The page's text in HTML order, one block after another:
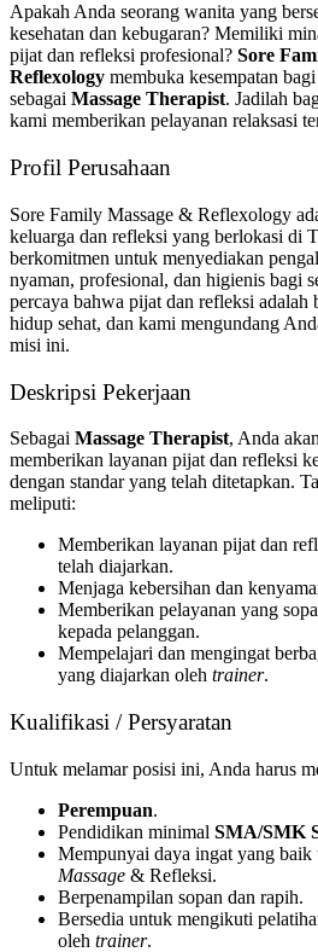
Apakah Anda seorang wanita yang
kesehatan dan kebugaran? Memiliki
pijat dan refleksi profesional? Sore
Reflexology membuka kesempatan
sebagai Massage Therapist. Jadilah
kami memberikan pelayanan relaksasi
Profil Perusahaan
Sore Family Massage & Reflexology
keluarga dan refleksi yang berlokasi di
berkomitmen untuk menyediakan
nyaman, profesional, dan higienis bagi
percaya bahwa pijat dan refleksi adalah
hidup sehat, dan kami mengundang
misi ini.
Deskripsi Pekerjaan
Sebagai Massage Therapist, Anda
memberikan layanan pijat dan refleksi
dengan standar yang telah ditetapkan.
meliputi:
Memberikan layanan pijat dan
telah diajarkan.
Menjaga kebersihan dan
Memberikan pelayanan yang
kepada pelanggan.
Mempelajari dan mengingat
yang diajarkan oleh trainer.
Kualifikasi / Persyaratan
Untuk melamar posisi ini, Anda harus
Perempuan.
Pendidikan minimal SMA/SMK
Mempunyai daya ingat yang
Massage & Refleksi.
Berpenampilan sopan dan rapih.
Bersedia untuk mengikuti
oleh trainer.